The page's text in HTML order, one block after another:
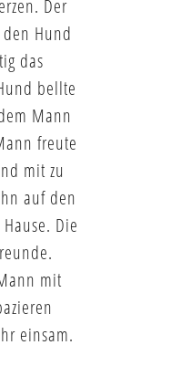
Der
Hund
das
bellte
Mann
freute
mit zu
auf den
Die
mit
einsam.